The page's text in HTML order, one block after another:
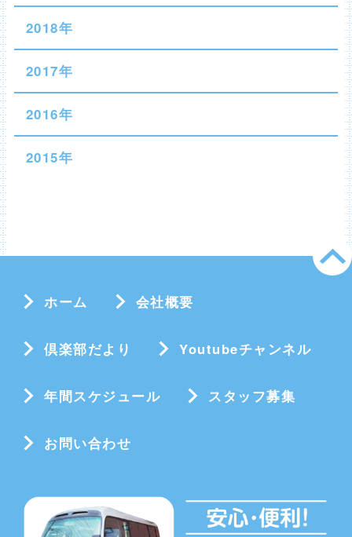
2018年
2017年
2016年
2015年
ホーム 会社概要
倶楽部だより Youtubeチャンネル
年間スケジュール スタッフ募集
お問い合わせ